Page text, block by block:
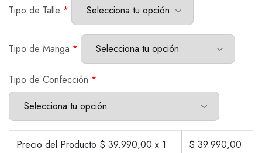
Tipo de Talle *
Tipo de Manga *
Tipo de Confección *
Precio del Producto $ 39.990,00 x 1 $ 39.990,00